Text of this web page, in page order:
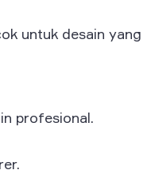
untuk desain yang
profesional.